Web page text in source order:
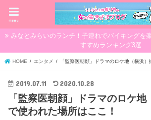
menu
みなとみらいのランチ！子連れでバイキングを
すすめランキング3選
HOME エンタメ 「監察医朝顔」ドラマのロケ地（横浜
2019.07.11 2020.10.28
「監察医朝顔」ドラマのロケ
で使われた場所はここ！